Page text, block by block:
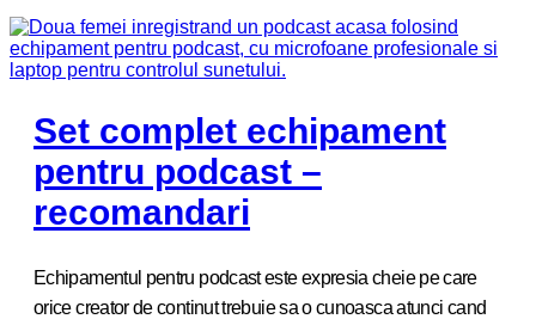
Set complet echipament
pentru podcast –
recomandari
Echipamentul pentru podcast este expresia cheie pe care
orice creator de continut trebuie sa o cunoasca atunci cand